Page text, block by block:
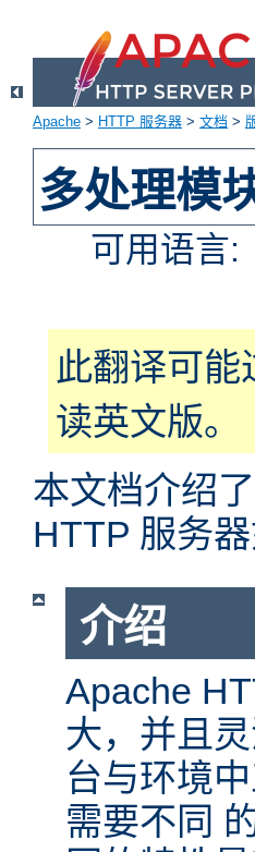
Apache > HTTP 服务器 > 文档 >
多处理模
可用语言:
此翻译可
读英文版。
本文档介绍
HTTP 服务
介绍
Apache
大，并且
台与环境
需要不同